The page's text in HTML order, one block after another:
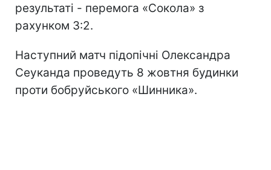
результаті - перемога «Сокола» з
рахунком 3:2.
Наступний матч підопічні Олександра
Сеуканда проведуть 8 жовтня будинки
проти бобруйського «Шинника».